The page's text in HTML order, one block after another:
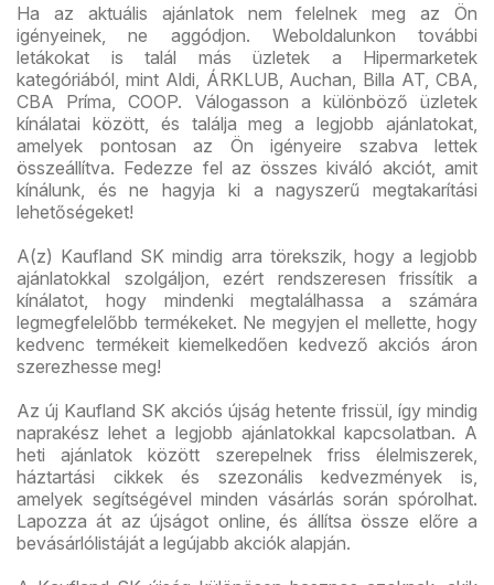
Ha az aktuális ajánlatok nem felelnek meg az Ön
igényeinek, ne aggódjon. Weboldalunkon további
letákokat is talál más üzletek a Hipermarketek
kategóriából, mint Aldi, ÁRKLUB, Auchan, Billa AT, CBA,
CBA Príma, COOP. Válogasson a különböző üzletek
kínálatai között, és találja meg a legjobb ajánlatokat,
amelyek pontosan az Ön igényeire szabva lettek
összeállítva. Fedezze fel az összes kiváló akciót, amit
kínálunk, és ne hagyja ki a nagyszerű megtakarítási
lehetőségeket!
A(z) Kaufland SK mindig arra törekszik, hogy a legjobb
ajánlatokkal szolgáljon, ezért rendszeresen frissítik a
kínálatot, hogy mindenki megtalálhassa a számára
legmegfelelőbb termékeket. Ne megyjen el mellette, hogy
kedvenc termékeit kiemelkedően kedvező akciós áron
szerezhesse meg!
Az új Kaufland SK akciós újság hetente frissül, így mindig
naprakész lehet a legjobb ajánlatokkal kapcsolatban. A
heti ajánlatok között szerepelnek friss élelmiszerek,
háztartási cikkek és szezonális kedvezmények is,
amelyek segítségével minden vásárlás során spórolhat.
Lapozza át az újságot online, és állítsa össze előre a
bevásárlólistáját a legújabb akciók alapján.